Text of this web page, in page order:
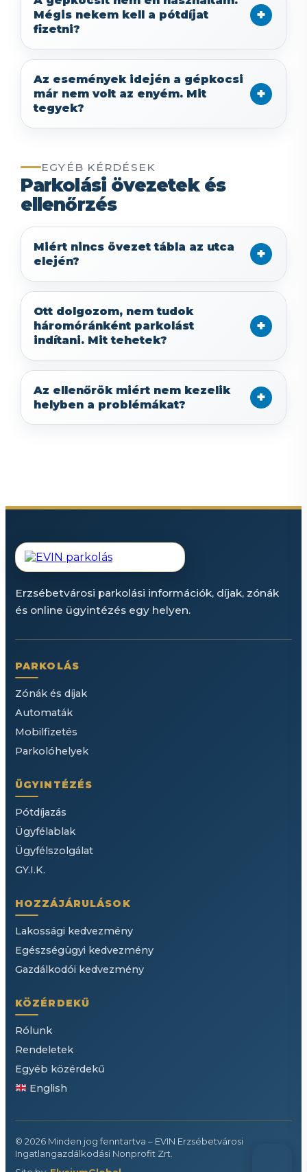
Mégis nekem kell a pótdíjat
fizetni?
Az események idején a gépkocsi
már nem volt az enyém. Mit
tegyek?
EGYÉB KÉRDÉSEK
Parkolási övezetek és
ellenőrzés
Miért nincs övezet tábla az utca
elején?
Ott dolgozom, nem tudok
háromóránként parkolást
indítani. Mit tehetek?
Az ellenőrök miért nem kezelik
helyben a problémákat?
Erzsébetvárosi parkolási információk, díjak, zónák
és online ügyintézés egy helyen.
PARKOLÁS
Zónák és díjak
Automaták
Mobilfizetés
Parkolóhelyek
ÜGYINTÉZÉS
Pótdíjazás
Ügyfélablak
Ügyfélszolgálat
GY.I.K.
HOZZÁJÁRULÁSOK
Lakossági kedvezmény
Egészségügyi kedvezmény
Gazdálkodói kedvezmény
KÖZÉRDEKŰ
Rólunk
Rendeletek
Egyéb közérdekű
English
© 2026 Minden jog fenntartva – EVIN Erzsébetvárosi
Ingatlangazdálkodási Nonprofit Zrt.